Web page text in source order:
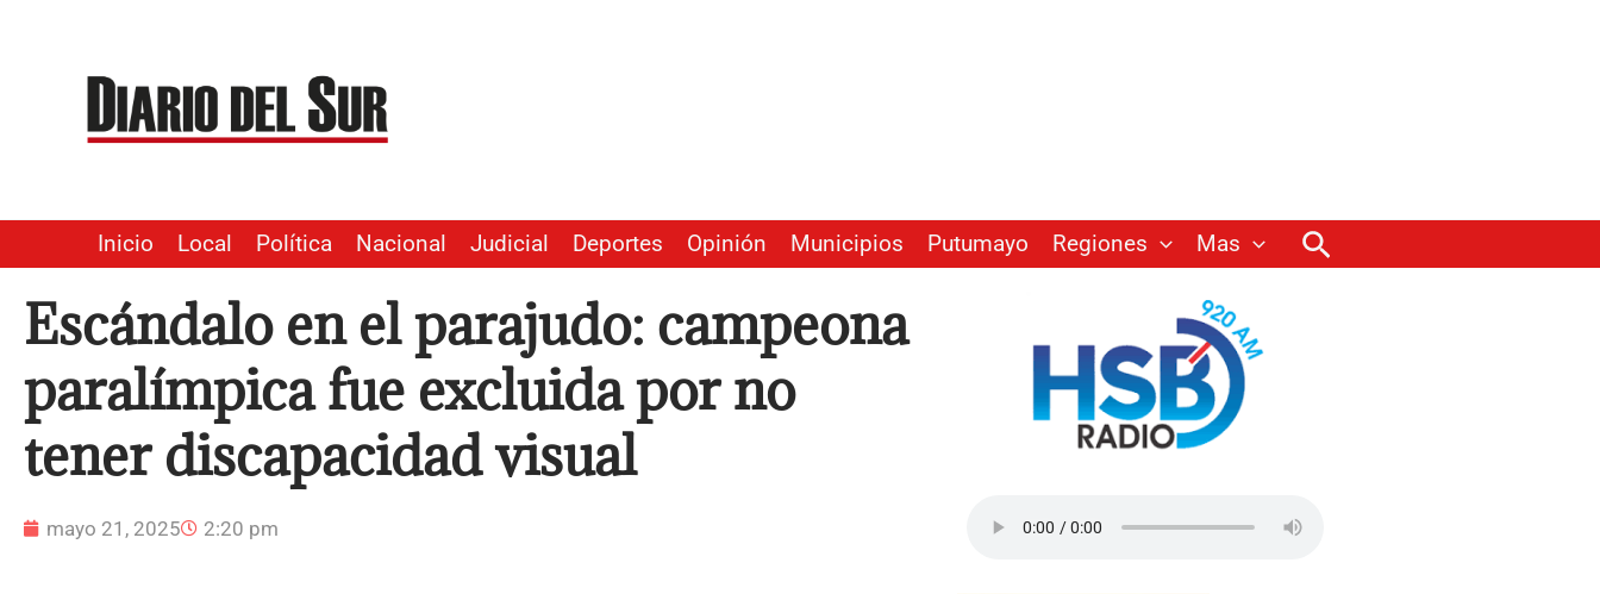
contenido
Inicio Local Política Nacional Judicial Deportes Opinión Municipios Putumayo Regiones Mas Buscar
Escándalo en el parajudo: campeona
paralímpica fue excluida por no
tener discapacidad visual
mayo 21, 2025 2:20 pm